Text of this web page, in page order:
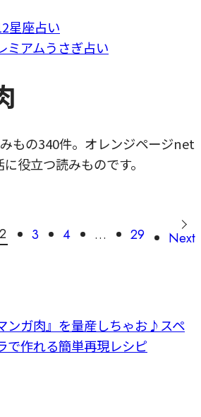
星座占い
ミアムうさぎ占い
もの340件。オレンジページnet
役立つ読みものです。
2 3 4 … 29 Next
ンガ肉』を量産しちゃお♪スペ
で作れる簡単再現レシピ